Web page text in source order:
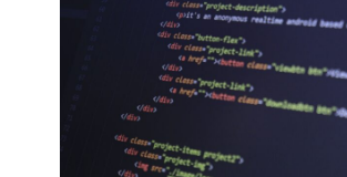
ИНСТРУМЕНТОВ
ДЛЯ
РАБОТЫ